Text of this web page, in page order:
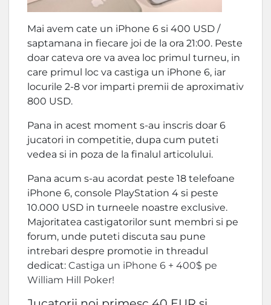
Mai avem cate un iPhone 6 si 400 USD /
saptamana in fiecare joi de la ora 21:00. Peste
doar cateva ore va avea loc primul turneu, in
care primul loc va castiga un iPhone 6, iar
locurile 2-8 vor imparti premii de aproximativ
800 USD.
Pana in acest moment s-au inscris doar 6
jucatori in competitie, dupa cum puteti
vedea si in poza de la finalul articolului.
Pana acum s-au acordat peste 18 telefoane
iPhone 6, console PlayStation 4 si peste
10.000 USD in turneele noastre exclusive.
Majoritatea castigatorilor sunt membri si pe
forum, unde puteti discuta sau pune
intrebari despre promotie in threadul
dedicat: Castiga un iPhone 6 + 400$ pe
William Hill Poker!